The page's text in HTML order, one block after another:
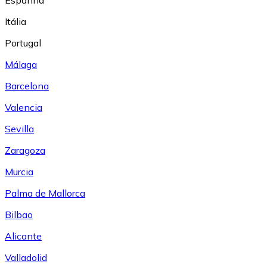
Itália
Portugal
Málaga
Barcelona
Valencia
Sevilla
Zaragoza
Murcia
Palma de Mallorca
Bilbao
Alicante
Valladolid